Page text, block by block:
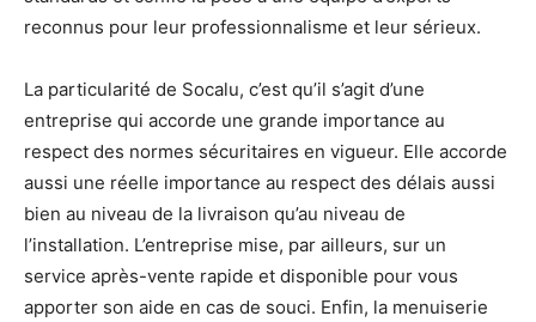
reconnus pour leur professionnalisme et leur sérieux.
La particularité de Socalu, c’est qu’il s’agit d’une
entreprise qui accorde une grande importance au
respect des normes sécuritaires en vigueur. Elle accorde
aussi une réelle importance au respect des délais aussi
bien au niveau de la livraison qu’au niveau de
l’installation. L’entreprise mise, par ailleurs, sur un
service après-vente rapide et disponible pour vous
apporter son aide en cas de souci. Enfin, la menuiserie